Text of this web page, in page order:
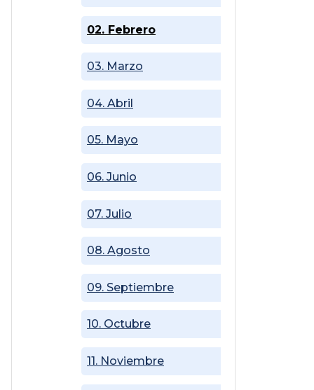
02. Febrero
03. Marzo
04. Abril
05. Mayo
06. Junio
07. Julio
08. Agosto
09. Septiembre
10. Octubre
11. Noviembre